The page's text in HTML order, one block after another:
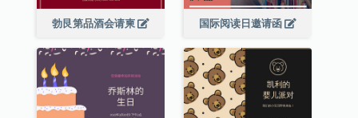
勃艮第品酒会请柬 国际阅读日邀请函